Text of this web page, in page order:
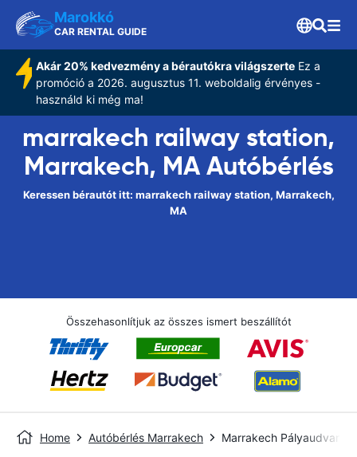
Marokkó
CAR RENTAL GUIDE
Akár 20% kedvezmény a bérautókra világszerteEz a
promóció a 2026. augusztus 11. weboldalig érvényes -
használd ki még ma!
marrakech railway station,
Marrakech, MA Autóbérlés
Keressen bérautót itt: marrakech railway station, Marrakech,
MA
Összehasonlítjuk az összes ismert beszállítót
Home Autóbérlés Marrakech Marrakech Pályaudvar